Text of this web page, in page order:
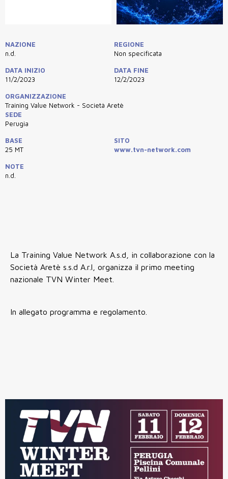
NAZIONE
n.d.
REGIONE
Non specificata
DATA INIZIO
11/2/2023
DATA FINE
12/2/2023
ORGANIZZAZIONE
Training Value Network - Società Aretè
SEDE
Perugia
BASE
25 MT
SITO
www.tvn-network.com
NOTE
n.d.
La Training Value Network A.s.d, in collaborazione con la
Società Aretè s.s.d A.r.l, organizza il primo meeting
nazionale TVN Winter Meet.
In allegato programma e regolamento.